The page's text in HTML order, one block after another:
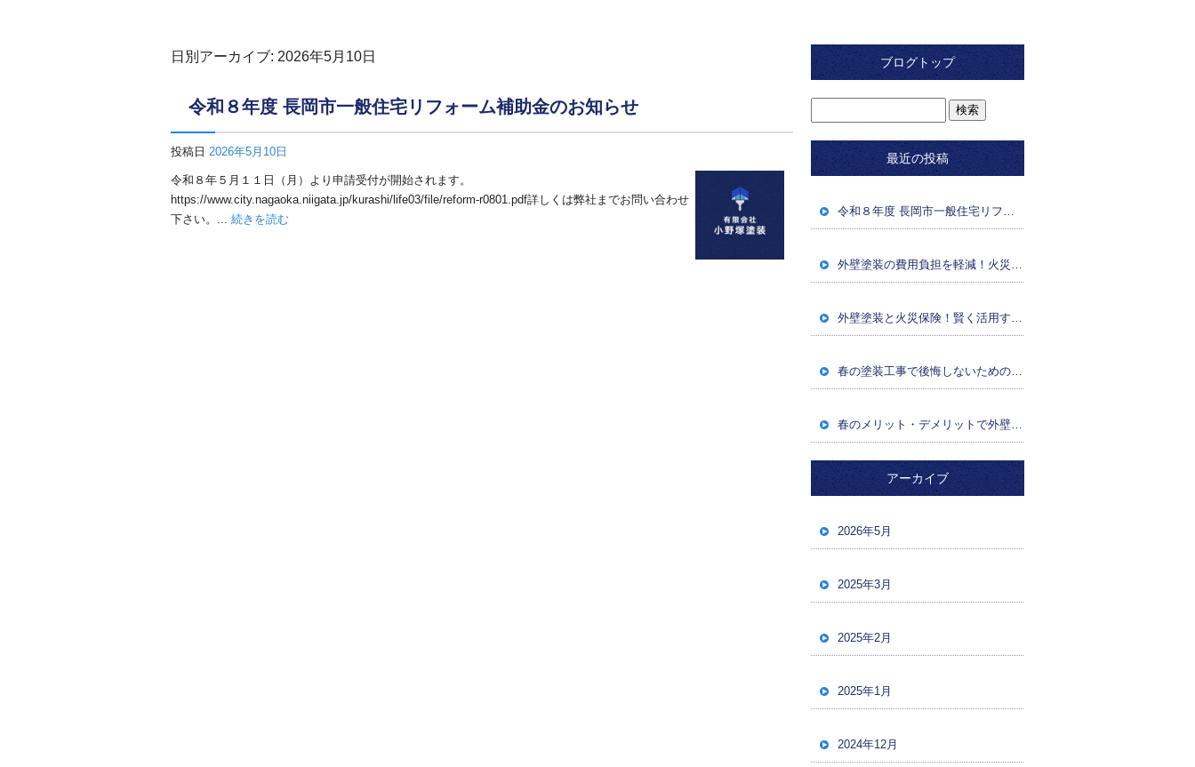
日別アーカイブ: 2026年5月10日
令和８年度 長岡市一般住宅リフォーム補助金のお知らせ
投稿日 2026年5月10日
令和８年５月１１日（月）より申請受付が開始されます。
https://www.city.nagaoka.niigata.jp/kurashi/life03/file/reform-r0801.pdf詳しくは弊社までお問い合わせ
下さい。... 続きを読む
ブログトップ
最近の投稿
令和８年度 長岡市一般住宅リフォーム補助金のお知らせ
外壁塗装の費用負担を軽減！火災保険・経年劣化対策
外壁塗装と火災保険！賢く活用するための条件と申請方法
春の塗装工事で後悔しないための注意点・準備・業者選び
春のメリット・デメリットで外壁塗装成功！後悔しないためのポイント
アーカイブ
2026年5月
2025年3月
2025年2月
2025年1月
2024年12月